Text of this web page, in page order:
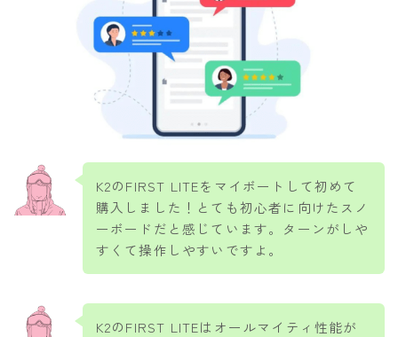
K2のFIRST LITEをマイボートして初めて
購入しました！とても初心者に向けたスノ
ーボードだと感じています。ターンがしや
すくて操作しやすいですよ。
K2のFIRST LITEはオールマイティ性能が